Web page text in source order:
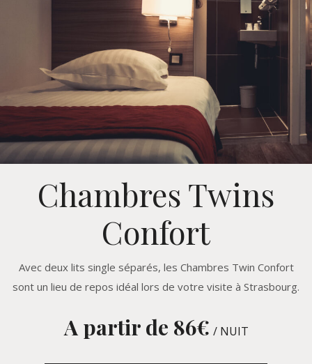
Chambres Twins
Confort
Avec deux lits single séparés, les Chambres Twin Confort
sont un lieu de repos idéal lors de votre visite à Strasbourg.
A partir de 86€ / NUIT